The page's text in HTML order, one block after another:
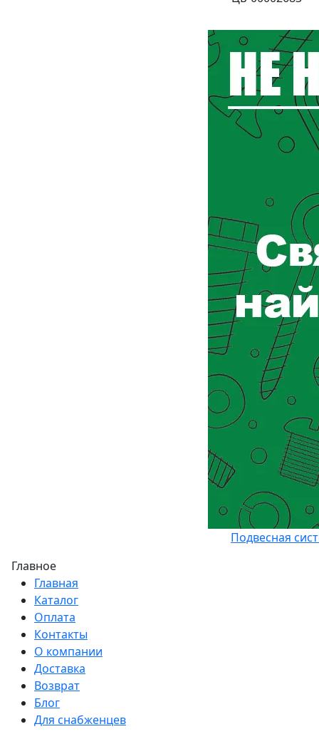
Подвесная
Главное
Главная
Каталог
Оплата
Контакты
О компании
Доставка
Возврат
Блог
Для снабженцев